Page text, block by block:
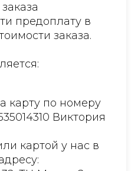
предоплату в
заказа.
карту по номеру
Виктория
картой у нас в